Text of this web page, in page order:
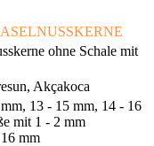
ohne Schale mit
Akçakoca
13 - 15 mm, 14 - 16
mit 1 - 2 mm
mm